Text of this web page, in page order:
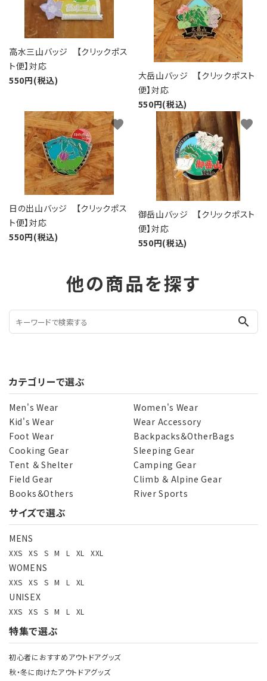
高水三山バッジ 【クリックポス
ト便】対応
550円(税込)
大岳山バッジ 【クリックポスト
便】対応
550円(税込)
日の出山バッジ 【クリックポス
ト便】対応
550円(税込)
favorite
御岳山バッジ 【クリックポスト
便】対応
550円(税込)
favorite
他の商品を探す
search
カテゴリーで選ぶ
Men's Wear
Women's Wear
Kid's Wear
Wear Accessory
Foot Wear
Backpacks＆OtherBags
Cooking Gear
Sleeping Gear
Tent ＆ Shelter
Camping Gear
Field Gear
Climb ＆ Alpine Gear
Books＆Others
River Sports
サイズで選ぶ
MENS
XXS XS S M L XL XXL
WOMENS
XXS XS S M L XL
UNISEX
XXS XS S M L XL
特集で選ぶ
初心者におすすめアウトドアグッズ
秋・冬に向けたアウトドアグッズ